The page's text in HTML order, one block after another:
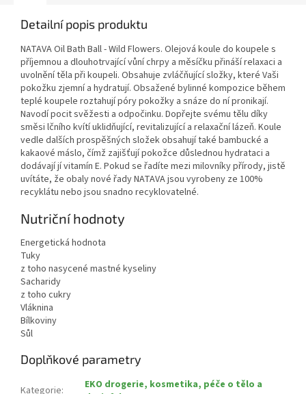
Detailní popis produktu
NATAVA Oil Bath Ball - Wild Flowers. Olejová koule do koupele s
příjemnou a dlouhotrvající vůní chrpy a měsíčku přináší relaxaci a
uvolnění těla při koupeli. Obsahuje zvláčňující složky, které Vaši
pokožku zjemní a hydratují. Obsažené bylinné kompozice během
teplé koupele roztahují póry pokožky a snáze do ní pronikají.
Navodí pocit svěžesti a odpočinku. Dopřejte svému tělu díky
směsi lčního kvítí uklidňující, revitalizující a relaxační lázeň. Koule
vedle dalších prospěšných složek obsahují také bambucké a
kakaové máslo, čímž zajišťují pokožce důslednou hydrataci a
dodávají jí vitamín E. Pokud se řadíte mezi milovníky přírody, jistě
uvítáte, že obaly nové řady NATAVA jsou vyrobeny ze 100%
recyklátu nebo jsou snadno recyklovatelné.
Nutriční hodnoty
Energetická hodnota
Tuky
z toho nasycené mastné kyseliny
Sacharidy
z toho cukry
Vláknina
Bílkoviny
Sůl
Doplňkové parametry
Kategorie:
EKO drogerie, kosmetika, péče o tělo a